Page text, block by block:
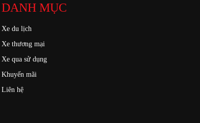
DANH MỤC
Xe du lịch
Xe thương mại
Xe qua sử dụng
Khuyến mãi
Liên hệ